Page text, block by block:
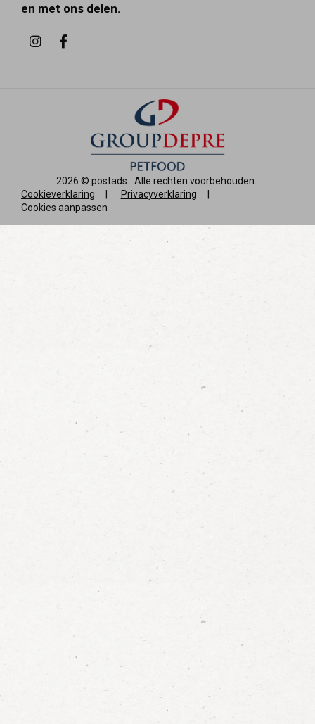
en met ons delen.
2026 © postads
Alle rechten voorbehouden.
Cookieverklaring
Privacyverklaring
Cookies aanpassen